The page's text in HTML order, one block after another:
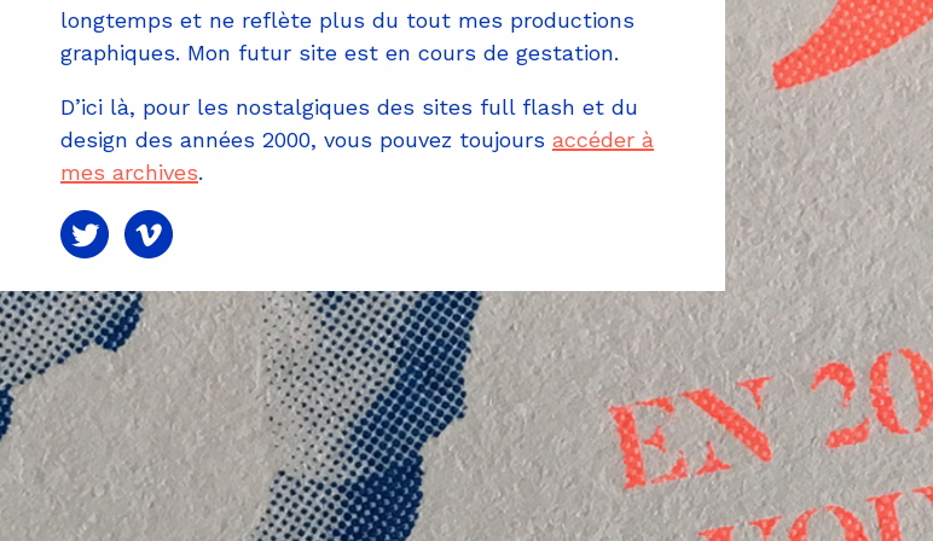
longtemps et ne reflète plus du tout mes productions
graphiques. Mon futur site est en cours de gestation.
D’ici là, pour les nostalgiques des sites full flash et du
design des années 2000, vous pouvez toujours accéder à
mes archives.